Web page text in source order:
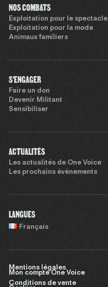
NOS COMBATS
Exploitation pour le spectacle
Exploitation pour la mode
Animaux familiers
S'ENGAGER
Faire un don
Devenir Militant
Sensibiliser
ACTUALITÉS
Les actualités de One Voice
Les prochains évènements
LANGUES
Français
Mentions légales
Mon compte One Voice
Conditions de vente